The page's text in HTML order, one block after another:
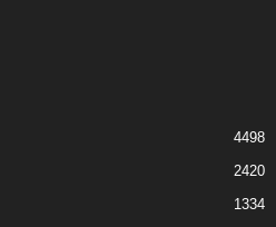
4498
2420
1334